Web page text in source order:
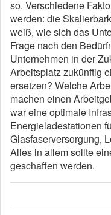
so. Verschiedene
werden: die
weiß, wie sich das
Frage nach den
Unternehmen in der
Arbeitsplatz zukünftig
ersetzen? Welche
machen einen
war eine optimale
Energieladestationen
Glasfaserversorgung,
Alles in allem sollte
geschaffen werden.